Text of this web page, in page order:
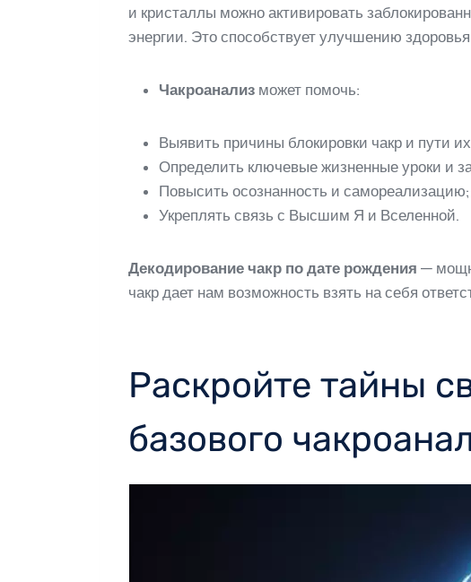
и кристаллы можно активировать
энергии. Это способствует улучшению
Чакроанализ может помочь:
Выявить причины блокировки чакр и пути
Определить ключевые жизненные уроки и
Повысить осознанность и самореализацию;
Укреплять связь с Высшим Я и Вселенной.
Декодирование чакр по дате рождения —
чакр дает нам возможность взять на себя
Раскройте тайны
базового